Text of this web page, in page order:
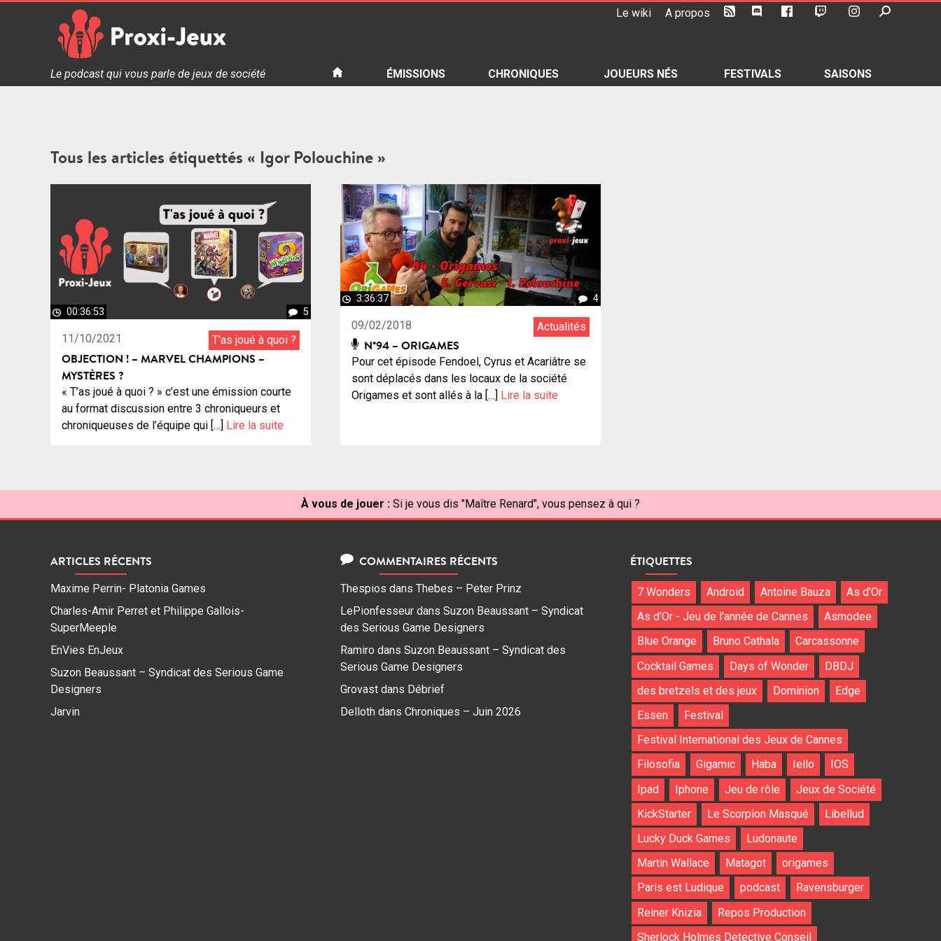
Le wiki A propos
Proxi Jeux - Le podcast qui vous parle de jeux de société
Le podcast qui vous parle de jeux de société ÉMISSIONS CHRONIQUES JOUEURS NÉS FESTIVALS SAISONS
Tous les articles étiquettés « Igor Polouchine »
00:36:53 5
11/10/2021 T'as joué à quoi ?
OBJECTION ! – MARVEL CHAMPIONS –
MYSTÈRES ?
« T’as joué à quoi ? » c’est une émission courte
au format discussion entre 3 chroniqueurs et
chroniqueuses de l’équipe qui […]
Lire la suite
3:36:37 4
09/02/2018 Actualités
N°94 – ORIGAMES
Pour cet épisode Fendoel, Cyrus et Acariâtre se
sont déplacés dans les locaux de la société
Origames et sont allés à la […]
Lire la suite
À vous de jouer : Si je vous dis "Maître Renard", vous pensez à qui ?
ARTICLES RÉCENTS
Maxime Perrin- Platonia Games
Charles-Amir Perret et Philippe Gallois-
SuperMeeple
EnVies EnJeux
Suzon Beaussant – Syndicat des Serious Game
Designers
Jarvin
COMMENTAIRES RÉCENTS
Thespios dans Thebes – Peter Prinz
LePionfesseur dans Suzon Beaussant – Syndicat
des Serious Game Designers
Ramiro dans Suzon Beaussant – Syndicat des
Serious Game Designers
Grovast dans Débrief
Delloth dans Chroniques – Juin 2026
ÉTIQUETTES
7 Wonders Android Antoine Bauza
As d'Or
As d'Or - Jeu de l'année de Cannes
Asmodee
Blue Orange
Bruno Cathala
Carcassonne
Cocktail Games
Days of Wonder
DBDJ
des bretzels et des jeux
Dominion
Edge
Essen
Festival
Festival International des Jeux de Cannes
Filosofia
Gigamic Haba Iello
IOS
Ipad
Iphone Jeu de rôle
Jeux de Société
KickStarter
Le Scorpion Masqué
Libellud
Lucky Duck Games
Ludonaute
Martin Wallace
Matagot
origames
Paris est Ludique
podcast
Ravensburger
Reiner Knizia
Repos Production
Sherlock Holmes Detective Conseil